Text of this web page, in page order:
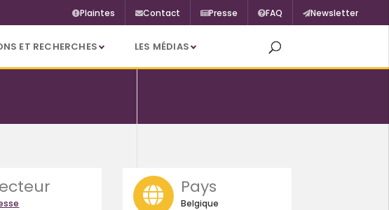
Plaintes Contact Presse FAQ Newsletter
ET RECHERCHES LES MÉDIAS
Pays
Belgique